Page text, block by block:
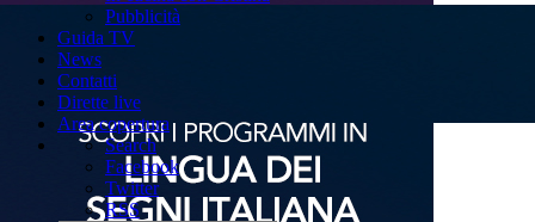
Pubblicità
Guida TV
News
Contatti
Dirette live
Area copertura
Search
Facebook
Twitter
RSS